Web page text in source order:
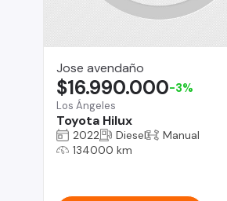
Jose avendaño
Los Ángeles
Toyota Hilux
$16.990.000-3%
2022 Diesel
Manual
134000 km